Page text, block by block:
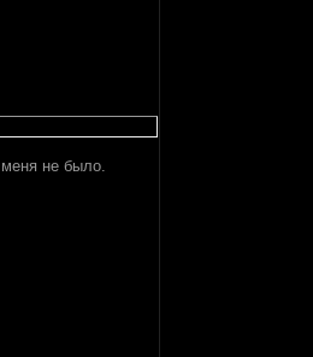
меня не было.